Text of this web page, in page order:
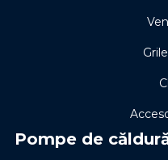
Pompe de